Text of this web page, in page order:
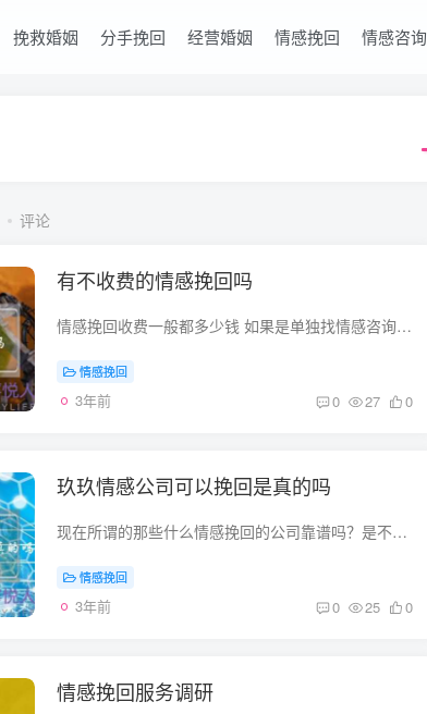
挽救婚姻 分手挽回 经营婚姻 情感挽回 情感咨询
评论
有不收费的情感挽回吗
情感挽回收费一般都多少钱 如果是单独找情感咨询师，收费一般是按小时收的，当面咨询每小时需要300到1000元不等的。如果是找公司性质的，需要根据事件的情况，当事人的情况给出报价，至少也要上...
情感挽回
3年前 0 27 0
玖玖情感公司可以挽回是真的吗
现在所谓的那些什么情感挽回的公司靠谱吗？是不是骗子。 婚姻出现问题了，很多人都是不知道怎么去挽回自己婚姻，面对自己支离破碎的婚姻，想修复它，一开始我是没有信心，但是我又不想离婚，所...
情感挽回
3年前 0 25 0
情感挽回服务调研